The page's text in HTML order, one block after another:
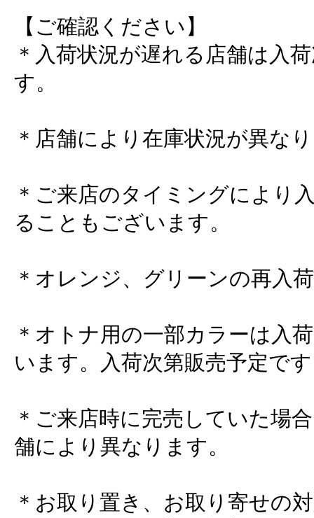
【ご確認ください】
＊入荷状況が遅れる店舗は入
す。
＊店舗により在庫状況が異な
＊ご来店のタイミングにより
ることもございます。
＊オレンジ、グリーンの再入
＊オトナ用の一部カラーは入
います。入荷次第販売予定で
＊ご来店時に完売していた場
舗により異なります。
＊お取り置き、お取り寄せの